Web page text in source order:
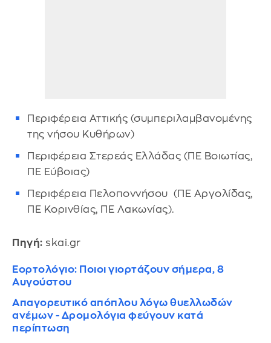
Περιφέρεια Αττικής (συμπεριλαμβανομένης
της νήσου Κυθήρων)
Περιφέρεια Στερεάς Ελλάδας (ΠΕ Βοιωτίας,
ΠΕ Εύβοιας)
Περιφέρεια Πελοποννήσου (ΠΕ Αργολίδας,
ΠΕ Κορινθίας, ΠΕ Λακωνίας).
Πηγή: skai.gr
Εορτολόγιο: Ποιοι γιορτάζουν σήμερα, 8
Αυγούστου
Απαγορευτικό απόπλου λόγω θυελλωδών
ανέμων - Δρομολόγια φεύγουν κατά
περίπτωση